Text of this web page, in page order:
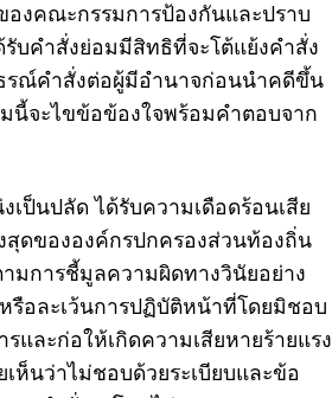
องคณะกรรมการป้องกันและปราบ
บคำสั่งย่อมมีสิทธิที่จะโต้แย้งคำสั่ง
รณ์คำสั่งต่อผู้มีอำนาจก่อนนำคดีขึ้น
นี้จะไขข้อข้องใจพร้อมคำตอบจาก
เป็นปลัด ได้รับความเดือดร้อนเสีย
สุดขององค์กรปกครองส่วนท้องถิ่น
มการชี้มูลความผิดทางวินัยอย่าง
รือละเว้นการปฏิบัติหน้าที่โดยมิชอบ
และก่อให้เกิดความเสียหายร้ายแรง
ห็นว่าไม่ชอบด้วยระเบียบและข้อ